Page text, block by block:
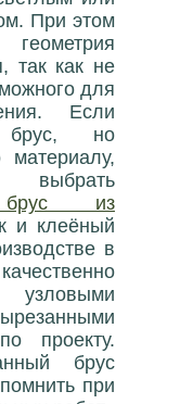
При этом
так как не
для
Если
брус, но
материалу,
брус из
и клеёный
в
проекту.
брус
при